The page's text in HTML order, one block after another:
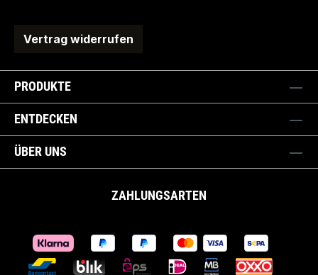
Vertrag widerrufen
PRODUKTE
ENTDECKEN
ÜBER UNS
ZAHLUNGSARTEN